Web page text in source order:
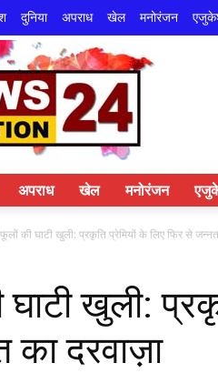
दुनिया अपराध खेल मनोरंजन
अपराध खेल मनोरंजन
फूलों की घाटी खुली: प्रकृति प्रेमियों के लिए फिर से
खुली:
दरवाज़ा